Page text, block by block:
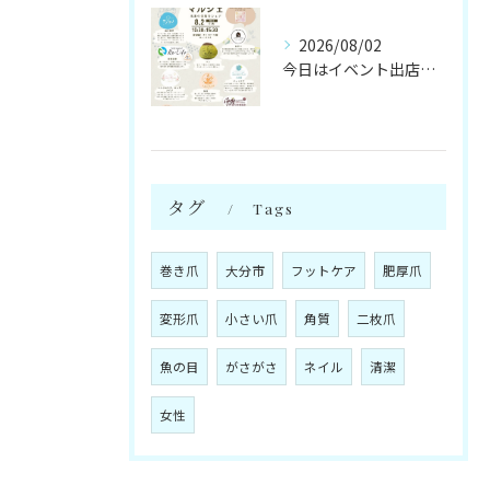
2026/08/02
今日はイベント出店です🌻
タグ Tags
巻き爪 大分市 フットケア 肥厚爪
変形爪 小さい爪 角質 二枚爪
魚の目 がさがさ ネイル 清潔
女性